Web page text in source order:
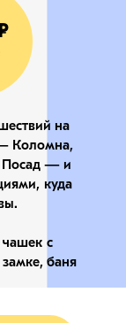
на
Коломна,
Посад — и
куда
с
баня